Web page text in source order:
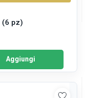
(6 pz)
Aggiungi